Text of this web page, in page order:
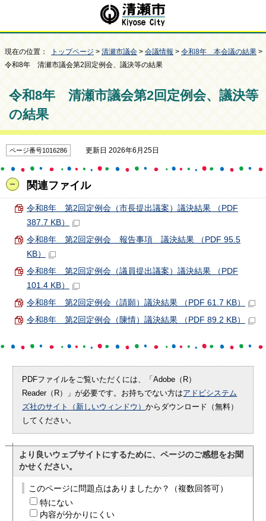
現在の位置： トップページ > 清瀬市議会 > 会議情報 > 令和8年 本会議の結果 >
令和8年 清瀬市議会第2回定例会、議決等の結果
令和8年 清瀬市議会第2回定例会、議決等
の結果
ページ番号1016286 更新日 2026年6月25日
関連ファイル
令和8年 第2回定例会（市長提出議案）議決結果 （PDF
387.7 KB）
令和8年 第2回定例会 報告事項 議決結果 （PDF 95.5
KB）
令和8年 第2回定例会（議員提出議案）議決結果 （PDF
101.4 KB）
令和8年 第2回定例会（請願）議決結果 （PDF 61.7 KB）
令和8年 第2回定例会（陳情）議決結果 （PDF 89.2 KB）
PDFファイルをご覧いただくには、「Adobe（R）
Reader（R）」が必要です。お持ちでない方はアドビシステム
ズ社のサイト（新しいウィンドウ）からダウンロード（無料）
してください。
より良いウェブサイトにするために、ページのご感想をお聞
かせください。
このページに問題点はありましたか？（複数回答可）
特にない
内容が分かりにくい